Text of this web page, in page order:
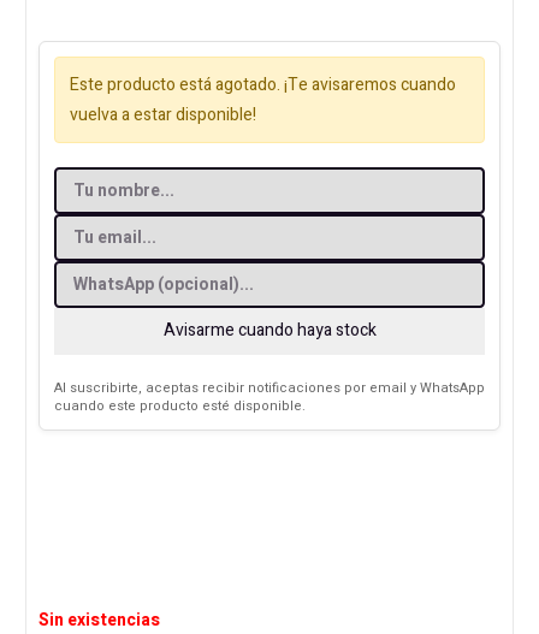
Este producto está agotado. ¡Te avisaremos cuando
vuelva a estar disponible!
Avisarme cuando haya stock
Al suscribirte, aceptas recibir notificaciones por email y WhatsApp
cuando este producto esté disponible.
Sin existencias